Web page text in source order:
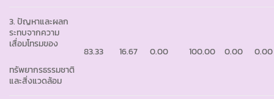
3. ปัญหาและผลก
ระทบจากความ
เสื่อมโทรมของ
ทรัพยากรธรรมชาติ
และสิ่งแวดล้อม
83.33 16.67 0.00 100.00 0.00 0.00